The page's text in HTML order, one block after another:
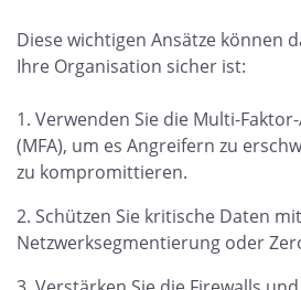
Diese wichtigen Ansätze können
Ihre Organisation sicher ist:
Verwenden Sie die Multi-
(MFA), um es Angreifern zu
zu kompromittieren.
Schützen Sie kritische Daten mit
Netzwerksegmentierung oder